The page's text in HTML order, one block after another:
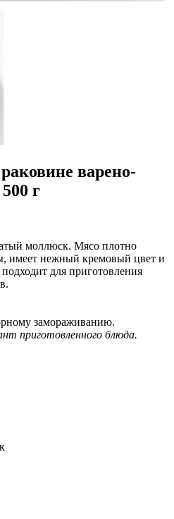
варено-
г
моллюск. Мясо плотно
имеет нежный кремовый цвет и
для приготовления
замораживанию.
приготовленного блюда.